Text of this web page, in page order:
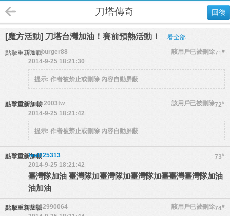
回復
刀塔傳奇
[魔方活動] 刀塔台灣加油！賽前預熱活動！ 看全部
點擊重新加載 71#
hamburger88
該用戶已被刪除
2014-9-25 18:21:30
提示: 作者被禁止或刪除 內容自動屏蔽
點擊重新加載 72#
mark2003tw
該用戶已被刪除
2014-9-25 18:21:42
提示: 作者被禁止或刪除 內容自動屏蔽
點擊重新加載 73#
feel225313
2014-9-25 18:21:42
臺灣隊加油 臺灣隊加臺灣隊加臺灣隊加臺臺灣臺灣隊加油
油加油
點擊重新加載 74#
a0982990064
該用戶已被刪除